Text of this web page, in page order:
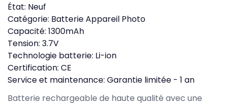
État: Neuf
Catégorie: Batterie Appareil Photo
Capacité: 1300mAh
Tension: 3.7V
Technologie batterie: Li-ion
Certification: CE
Service et maintenance: Garantie limitée - 1 an
Batterie rechargeable de haute qualité avec une